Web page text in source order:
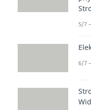
du
5/7
6/7